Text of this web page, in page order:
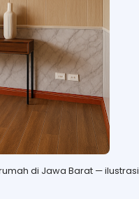
di Jawa Barat — ilustrasi